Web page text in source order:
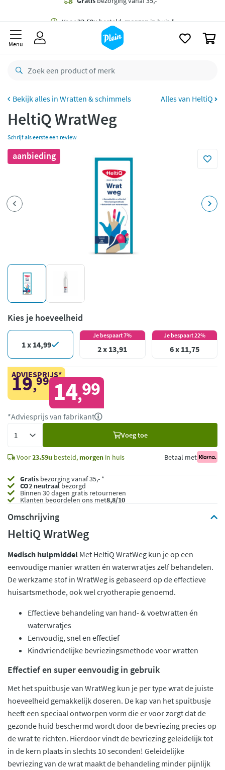
besteld,
retourneren
CO2 neutraal bezorgd
Betaal met Klarna
Menu
Wratten & schimmels Alles van HeltiQ
HeltiQ WratWeg
Schrijf als eerste een review
aanbieding
Kies je hoeveelheid
1 x 14,99
Je bespaart 7%
2 x 13,91
Je bespaart 22%
6 x 11,75
ADVIESPRIJS*
19,99 14,99
*Adviesprijs van fabrikant
Voeg toe
Voor23.59u besteld, morgen in huis Betaal met
Gratis bezorging vanaf 35,- *
CO2 neutraalbezorgd
Binnen 30 dagen gratis retourneren
Klanten beoordelen ons met8,8/10
Omschrijving
HeltiQ WratWeg
Medisch hulpmiddel Met HeltiQ WratWeg kun je op een
eenvoudige manier wratten én waterwratjes zelf behandelen.
De werkzame stof in WratWeg is gebaseerd op de effectieve
huisartsmethode, ook wel cryotherapie genoemd.
Effectieve behandeling van hand- & voetwratten én
waterwratjes
Eenvoudig, snel en effectief
Kindvriendelijke bevriezingsmethode voor wratten
Effectief en super eenvoudig in gebruik
Met het spuitbusje van WratWeg kun je per type wrat de juiste
hoeveelheid gemakkelijk doseren. De kap van het spuitbusje
heeft een speciaal ontworpen vorm die er voor zorgt dat de
gezonde huid beschermd wordt door de bevriezing precies op
de wrat te richten. Hierdoor vindt de bevriezing geleidelijk tot
in de kern plaats in slechts 10 seconden! Geleidelijke
bevriezing van de wrat maakt de behandeling minder pijnlijk